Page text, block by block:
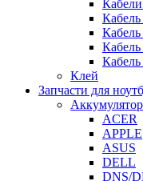
Клей
Запчасти для
ACER
APPLE
ASUS
DELL
DNS/